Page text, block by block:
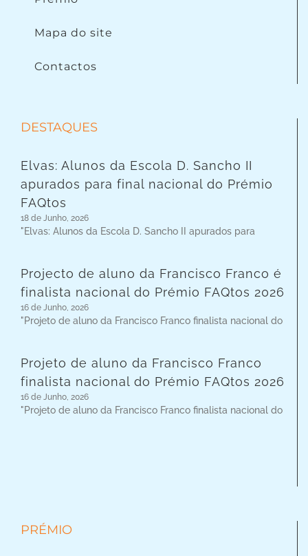
Mapa do site
Contactos
DESTAQUES
Elvas: Alunos da Escola D. Sancho II
apurados para final nacional do Prémio
FAQtos
18 de Junho, 2026
"Elvas: Alunos da Escola D. Sancho II apurados para
Projecto de aluno da Francisco Franco é
finalista nacional do Prémio FAQtos 2026
16 de Junho, 2026
"Projeto de aluno da Francisco Franco finalista nacional do
Projeto de aluno da Francisco Franco
finalista nacional do Prémio FAQtos 2026
16 de Junho, 2026
"Projeto de aluno da Francisco Franco finalista nacional do
PRÉMIO